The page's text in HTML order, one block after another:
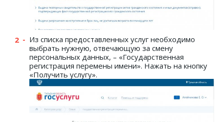
Из списка предоставленных услуг необходимо
выбрать нужную, отвечающую за смену
персональных данных, – «Государственная
регистрация перемены имени». Нажать на кнопку
«Получить услугу».